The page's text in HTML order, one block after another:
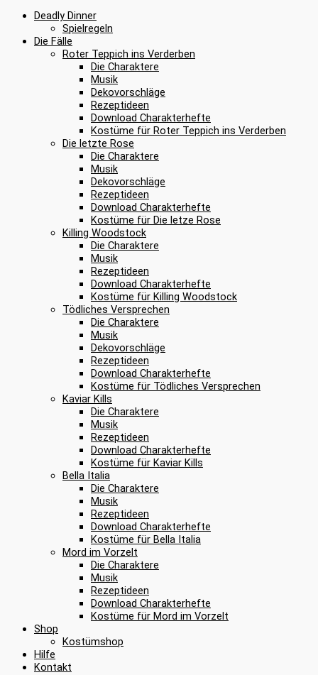
Deadly Dinner
Spielregeln
Die Fälle
Roter Teppich ins Verderben
Die Charaktere
Musik
Dekovorschläge
Rezeptideen
Download Charakterhefte
Kostüme für Roter Teppich ins Verderben
Die letzte Rose
Die Charaktere
Musik
Dekovorschläge
Rezeptideen
Download Charakterhefte
Kostüme für Die letze Rose
Killing Woodstock
Die Charaktere
Musik
Rezeptideen
Download Charakterhefte
Kostüme für Killing Woodstock
Tödliches Versprechen
Die Charaktere
Musik
Dekovorschläge
Rezeptideen
Download Charakterhefte
Kostüme für Tödliches Versprechen
Kaviar Kills
Die Charaktere
Musik
Rezeptideen
Download Charakterhefte
Kostüme für Kaviar Kills
Bella Italia
Die Charaktere
Musik
Rezeptideen
Download Charakterhefte
Kostüme für Bella Italia
Mord im Vorzelt
Die Charaktere
Musik
Rezeptideen
Download Charakterhefte
Kostüme für Mord im Vorzelt
Shop
Kostümshop
Hilfe
Kontakt